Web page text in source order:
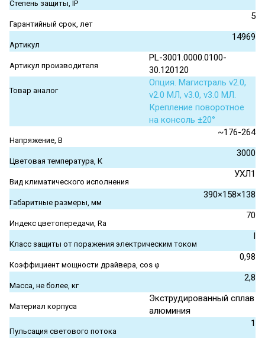
Степень защиты, IP
Гарантийный срок, лет
5
Артикул
14969
Артикул производителя
PL-3001.0000.0100-
30.120120
Товар аналог
Опция. Магистраль v2.0,
v2.0 МЛ, v3.0, v3.0 МЛ.
Крепление поворотное
на консоль ±20°
Напряжение, В
~176-264
Цветовая температура, К
3000
Вид климатического исполнения
УХЛ1
Габаритные размеры, мм
390×158×138
Индекс цветопередачи, Ra
70
Класс защиты от поражения электрическим током
I
Коэффициент мощности драйвера, cos φ
0,98
Масса, не более, кг
2,8
Материал корпуса
Экструдированный сплав
алюминия
Пульсация светового потока
1